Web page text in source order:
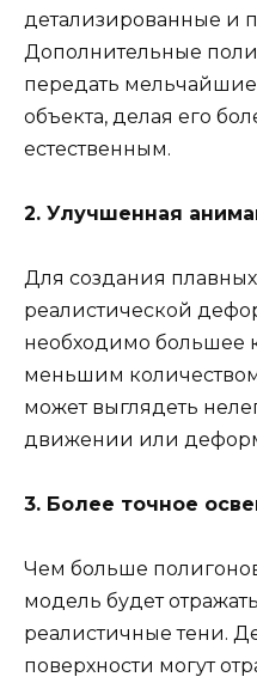
детализированные и
Дополнительные
передать
объекта, делая его
естественным.
2. Улучшенная
Для создания
реалистической
необходимо большее
меньшим
может выглядеть
движении или
3. Более точное
Чем больше
модель будет
реалистичные тени.
поверхности могут